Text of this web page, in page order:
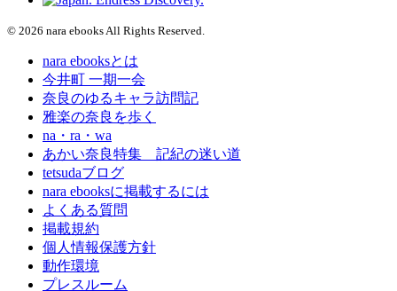
© 2026 nara ebooks All Rights Reserved.
nara ebooksとは
今井町 一期一会
奈良のゆるキャラ訪問記
雅楽の奈良を歩く
na・ra・wa
あかい奈良特集 記紀の迷い道
tetsudaブログ
nara ebooksに掲載するには
よくある質問
掲載規約
個人情報保護方針
動作環境
プレスルーム